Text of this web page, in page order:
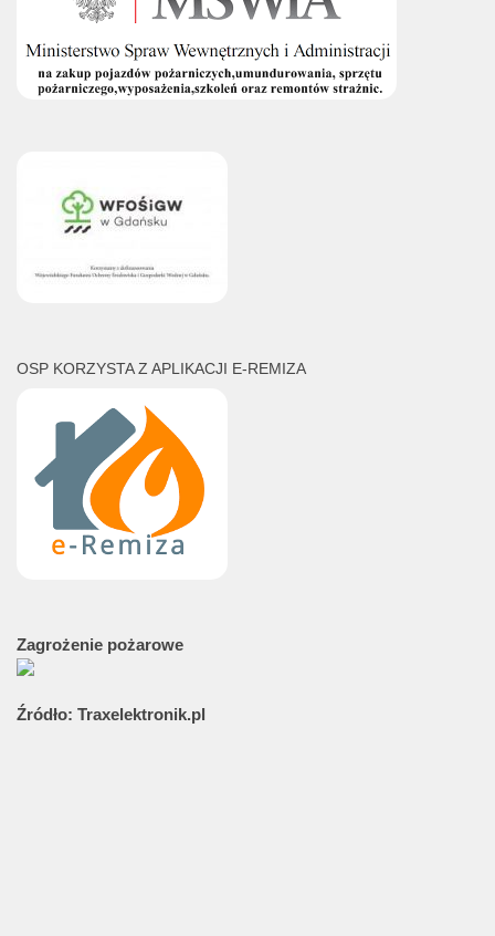
OSP KORZYSTA Z APLIKACJI E-REMIZA
Zagrożenie pożarowe
Źródło: Traxelektronik.pl